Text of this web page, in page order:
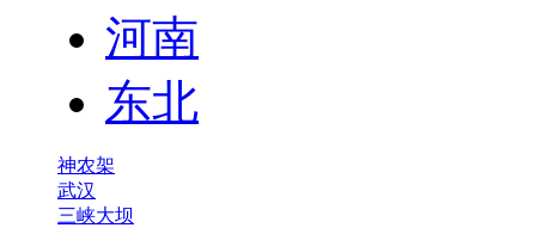
河南
东北
神农架
武汉
三峡大坝